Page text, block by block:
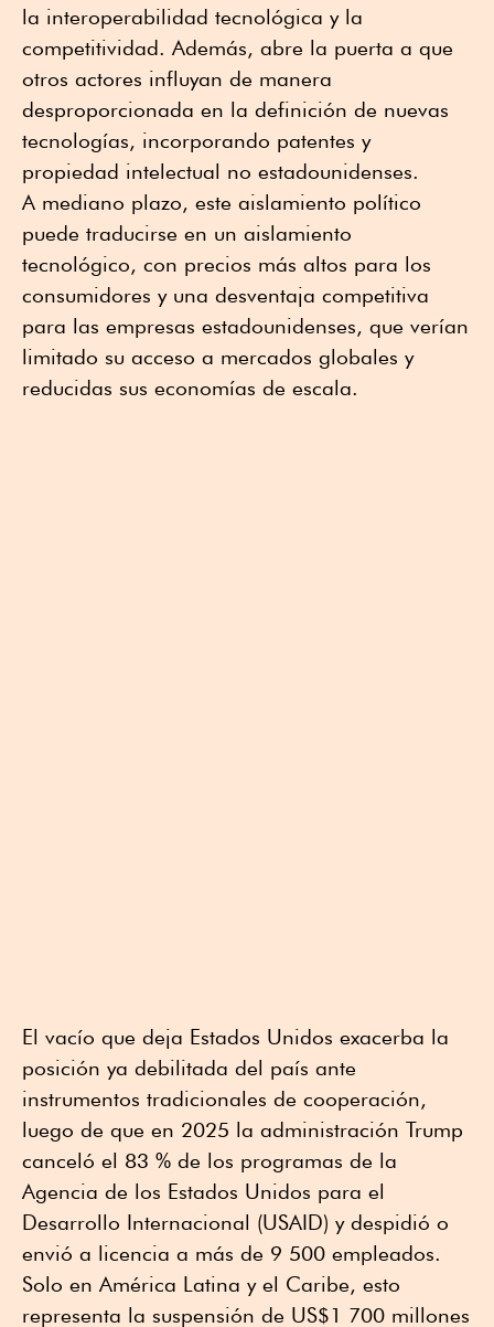
la interoperabilidad tecnológica y la
competitividad. Además, abre la puerta a que
otros actores influyan de manera
desproporcionada en la definición de nuevas
tecnologías, incorporando patentes y
propiedad intelectual no estadounidenses.
A mediano plazo, este aislamiento político
puede traducirse en un aislamiento
tecnológico, con precios más altos para los
consumidores y una desventaja competitiva
para las empresas estadounidenses, que verían
limitado su acceso a mercados globales y
reducidas sus economías de escala.
El vacío que deja Estados Unidos exacerba la
posición ya debilitada del país ante
instrumentos tradicionales de cooperación,
luego de que en 2025 la administración Trump
canceló el 83 % de los programas de la
Agencia de los Estados Unidos para el
Desarrollo Internacional (USAID) y despidió o
envió a licencia a más de 9 500 empleados.
Solo en América Latina y el Caribe, esto
representa la suspensión de US$1 700 millones